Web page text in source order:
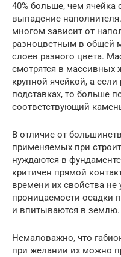
40% больше, чем ячейка
выпадение
многом зависит от
разноцветным в общей
слоев разного цвета.
смотрятся в массивных
крупной ячейкой, а если
подставках, то больше
соответствующий
В отличие от
применяемых при
нуждаются в
критичен прямой
времени их свойства не
проницаемости осадки
и впитываются в землю.
Немаловажно, что
при желании их можно